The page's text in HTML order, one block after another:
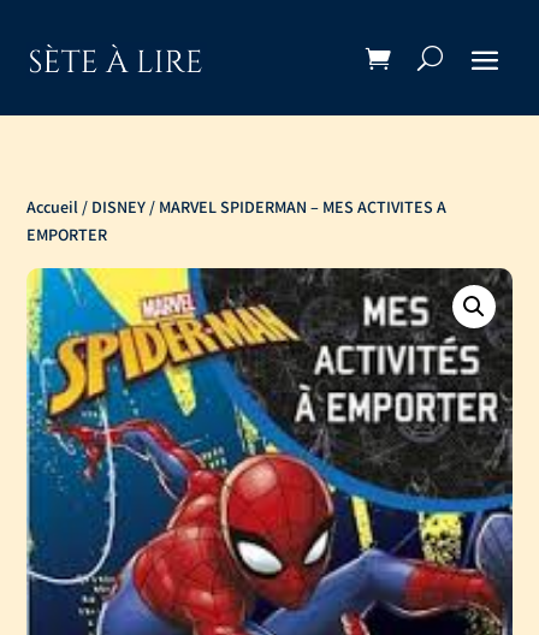
Accueil / DISNEY / MARVEL SPIDERMAN – MES ACTIVITES A
EMPORTER